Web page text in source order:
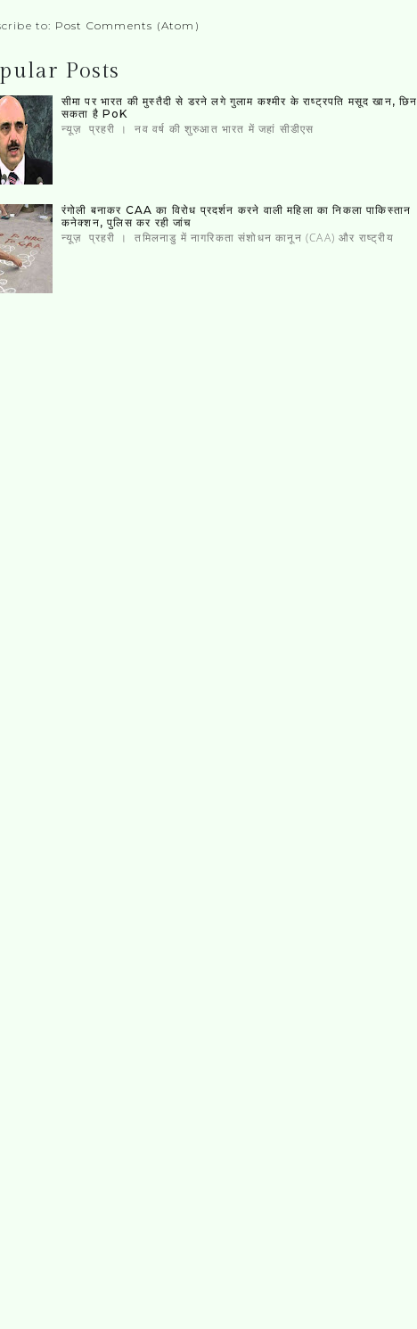
to: Post Comments (Atom)
Posts
सीमा पर भारत की मुस्‍तैदी से डरने लगे गुलाम कश्‍मीर के राष्‍ट्रपति मसूद खान, छिन
सकता है PoK
न्यूज़ प्रहरी । नव वर्ष की शुरुआत भारत में जहां सीडीएस
रंगोली बनाकर CAA का विरोध प्रदर्शन करने वाली महिला का निकला पाकिस्‍तान
कनेक्‍शन, पुलिस कर रही जांच
न्यूज़ प्रहरी । तमिलनाडु में नागरिकता संशोधन कानून (CAA) और राष्ट्रीय